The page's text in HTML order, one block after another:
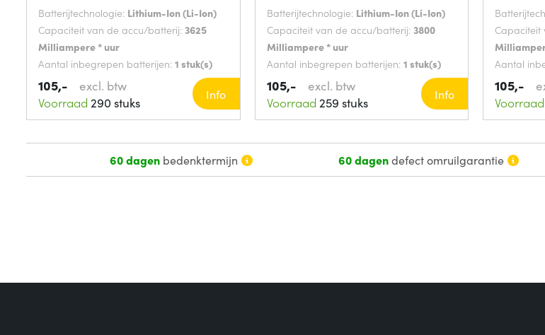
Batterijtechnologie: Lithium-Ion (Li-Ion)
Capaciteit van de accu/batterij: 3625
Milliampere * uur
Aantal inbegrepen batterijen: 1 stuk(s)
105,-
excl. btw
Voorraad 290 stuks
Info
Batterijtechnologie: Lithium-Ion (Li-Ion)
Capaciteit van de accu/batterij: 3800
Milliampere * uur
Aantal inbegrepen batterijen: 1 stuk(s)
105,-
excl. btw
Voorraad 259 stuks
Info
Aantal
105,-
Voorraad
60 dagenbedenktermijn 60 dagendefect omruilgarantie